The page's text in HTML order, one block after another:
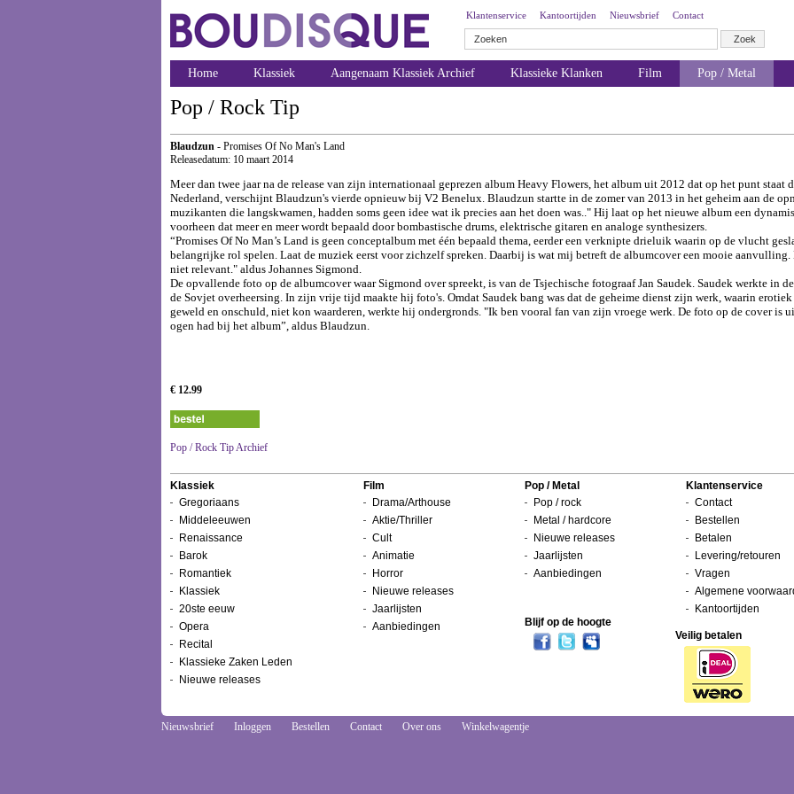
Klantenservice Kantoortijden Nieuwsbrief Contact
Home Klassiek Aangenaam Klassiek Archief Klassieke Klanken Film Pop / Metal
Pop / Rock Tip
Blaudzun - Promises Of No Man's Land
Releasedatum: 10 maart 2014
Meer dan twee jaar na de release van zijn internationaal geprezen album Heavy Flowers, het album uit 2012 dat op het punt staat
Nederland, verschijnt Blaudzun's vierde opnieuw bij V2 Benelux. Blaudzun startte in de zomer van 2013 in het geheim aan de
muzikanten die langskwamen, hadden soms geen idee wat ik precies aan het doen was.." Hij laat op het nieuwe album een
voorheen dat meer en meer wordt bepaald door bombastische drums, elektrische gitaren en analoge synthesizers.
“Promises Of No Man’s Land is geen conceptalbum met één bepaald thema, eerder een verknipte drieluik waarin op de vlucht
belangrijke rol spelen. Laat de muziek eerst voor zichzelf spreken. Daarbij is wat mij betreft de albumcover een mooie
niet relevant." aldus Johannes Sigmond.
De opvallende foto op de albumcover waar Sigmond over spreekt, is van de Tsjechische fotograaf Jan Saudek. Saudek werkte in
de Sovjet overheersing. In zijn vrije tijd maakte hij foto's. Omdat Saudek bang was dat de geheime dienst zijn werk, waarin
geweld en onschuld, niet kon waarderen, werkte hij ondergronds. "Ik ben vooral fan van zijn vroege werk. De foto op de cover is
ogen had bij het album”, aldus Blaudzun.
€ 12.99
Pop / Rock Tip Archief
Klassiek
Gregoriaans
Middeleeuwen
Renaissance
Barok
Romantiek
Klassiek
20ste eeuw
Opera
Recital
Klassieke Zaken Leden
Nieuwe releases
Film
Drama/Arthouse
Aktie/Thriller
Cult
Animatie
Horror
Nieuwe releases
Jaarlijsten
Aanbiedingen
Pop / Metal
Pop / rock
Metal / hardcore
Nieuwe releases
Jaarlijsten
Aanbiedingen
Klantenservice
Contact
Bestellen
Betalen
Levering/retouren
Vragen
Algemene
Kantoortijden
Blijf op de hoogte
Veilig betalen
Nieuwsbrief Inloggen Bestellen Contact Over ons Winkelwagentje